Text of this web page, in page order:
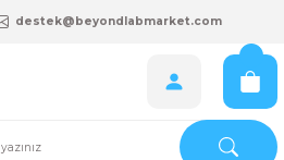
destek@beyondlabmarket.com